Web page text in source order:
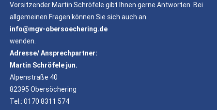
Vorsitzender Martin Schröfele gibt Ihnen gerne Antworten. Bei
allgemeinen Fragen können Sie sich auch an
info@mgv-obersoechering.de
wenden.
Adresse/ Ansprechpartner:
Martin Schröfele jun.
Alpenstraße 40
82395 Obersöchering
Tel.: 0170 8311 574